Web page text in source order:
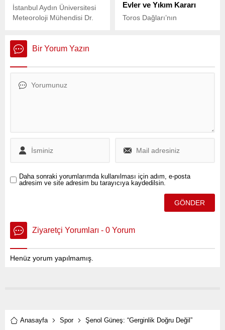
İstanbul Aydın Üniversitesi
Meteoroloji Mühendisi Dr.
sıcaklıklarının artacağını ve
yüksek basınç sistemi
nedeniyle bahar havasının
başlayacağını açıkladı.
Evler ve Yıkım Kararı
Toros Dağları’nın
evleri hem de Yörük
Bir Yorum Yazın
Daha sonraki yorumlarımda kullanılması için adım, e-posta
adresim ve site adresim bu tarayıcıya kaydedilsin.
Ziyaretçi Yorumları - 0 Yorum
Henüz yorum yapılmamış.
Anasayfa Spor Şenol Güneş: “Gerginlik Doğru Değil”